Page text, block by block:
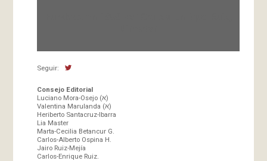
Seguir:
Consejo Editorial
Luciano Mora-Osejo (א)
Valentina Marulanda (א)
Heriberto Santacruz-Ibarra
Lia Master
Marta-Cecilia Betancur G.
Carlos-Alberto Ospina H.
Jairo Ruiz-Mejía
Carlos-Enrique Ruiz.